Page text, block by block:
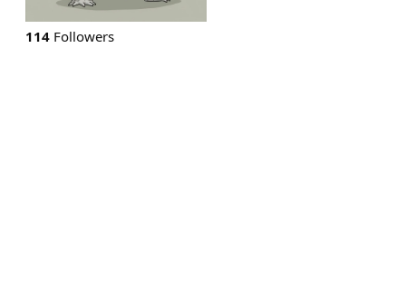
114 Followers